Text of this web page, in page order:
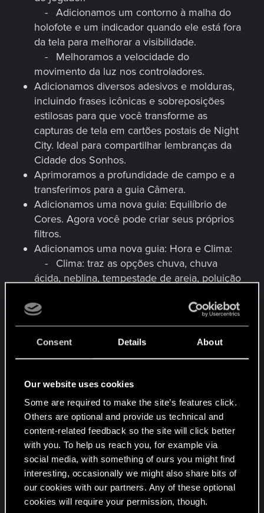
Consent Details About
Our website uses cookies
Some are required to make the site’s features click.
Others are optional and provide us technical and
content-related feedback so the site will click better
with you. To help us reach you, for example via
social media, with something of ours you might find
interesting, occasionally we might also share bits of
our cookies with our partners. Any of these optional
cookies will require your permission, though.
- Adicionamos um contorno à malha do
holofote e um indicador quando ele está fora
da tela para melhorar a visibilidade.
- Melhoramos a velocidade do
movimento da luz nos controladores.
Adicionamos diversos adesivos e molduras,
incluindo frases icônicas e sobreposições
estilosas para que você transforme as
capturas de tela em cartões postais de Night
City. Ideal para compartilhar lembranças da
Cidade dos Sonhos.
Aprimoramos a profundidade de campo e a
transferimos para a guia Câmera.
Adicionamos uma nova guia: Equilíbrio de
Cores. Agora você pode criar seus próprios
filtros.
Adicionamos uma nova guia: Hora e Clima:
- Clima: traz as opções chuva, chuva
ácida, neblina, tempestade de areia, poluição
- Hora do dia: define o horário no Modo
Fotografia.
- Próximo quadro: avança por uma
- Velocidade do jogo: permite o tempo
passar dentro do jogo enquanto estiver no
Modo Fotografia.
Acessibilidade e qualidade de vida
Agora o jogo detectará se o jogador está
usando as configurações de botões
invertidos do mouse, ajustando
automaticamente as solicitações de